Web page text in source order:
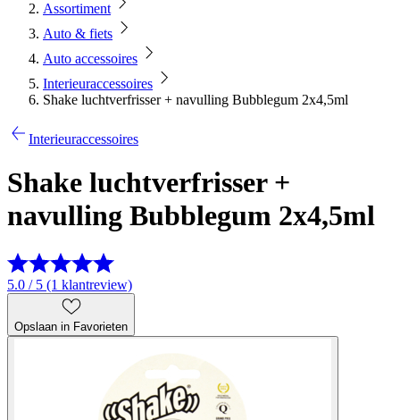
Assortiment
Auto & fiets
Auto accessoires
Interieuraccessoires
Shake luchtverfrisser + navulling Bubblegum 2x4,5ml
Interieuraccessoires
Shake luchtverfrisser +
navulling Bubblegum 2x4,5ml
5.0 / 5 (1 klantreview)
Opslaan in Favorieten